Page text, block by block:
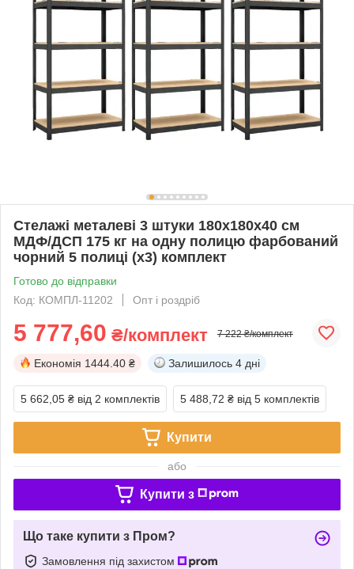
Стелажі металеві 3 штуки 180х180х40 см
МДФ/ДСП 175 кг на одну полицю фарбований
чорний 5 полиці (х3) комплект
Готово до відправки
Код: КОМПЛ-11202
Опт і роздріб
5 777,60 ₴/комплект 7 222 ₴/комплект
Економія 1444.40 ₴ Залишилось 4 дні
5 662,05 ₴ від 2 комплектів 5 488,72 ₴ від 5 комплектів
Купити
або
Купити з
Що таке купити з Пром?
Замовлення під захистом